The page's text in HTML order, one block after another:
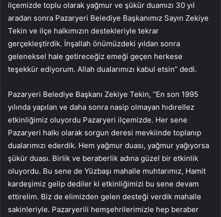
ilçemizde toplu olarak yağmur ve şükür duamızı 30 yıl
aradan sonra Pazaryeri Belediye Başkanımız Sayın Zekiye
Tekin ve ilçe halkımızın destekleriyle tekrar
gerçekleştirdik. İnşallah önümüzdeki yıldan sonra
geleneksel hale getireceğiz emeği geçen herkese
teşekkür ediyorum. Allah dualarımızı kabul etsin” dedi.
Pazaryeri Belediye Başkanı Zekiye Tekin, “En son 1995
yılında yapılan ve daha sonra nasip olmayan hıdırellez
etkinliğimiz oluyordu Pazaryeri ilçemizde. Her sene
Pazaryeri halkı olarak sorgun deresi mevkiinde toplanıp
dualarımızı ederdik. Hem yağmur duası, yağmur yağıyorsa
şükür duası. Birlik ve beraberlik adına güzel bir etkinlik
oluyordu. Bu sene de Yüzbaşı mahalle muhtarımız, Hamit
kardeşimiz gelip dediler ki etkinliğimizi bu sene devam
ettirelim. Biz de elimizden gelen desteği verdik mahalle
sakinleriyle. Pazaryerili hemşehrilerimizle hep beraber